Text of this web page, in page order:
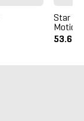
Star